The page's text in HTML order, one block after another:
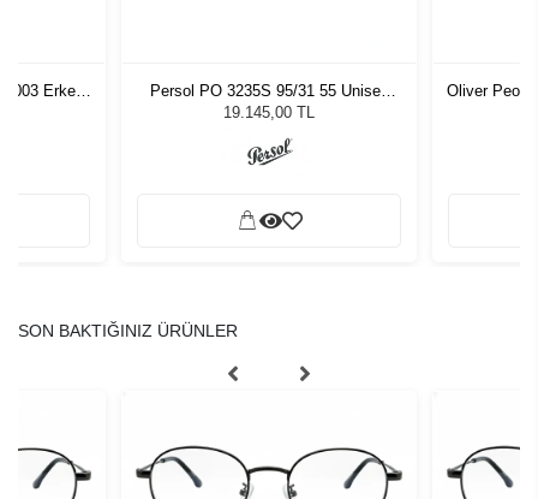
Erkek
Persol PO 3235S 95/31 55 Unisex
Güneş Gözlüğü
19.145,00 TL
Oliver
SON BAKTIĞINIZ ÜRÜNLER